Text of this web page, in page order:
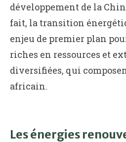
développement de la
fait, la transition
enjeu de premier plan
riches en ressources et
diversifiées, qui
africain.
Les énergies